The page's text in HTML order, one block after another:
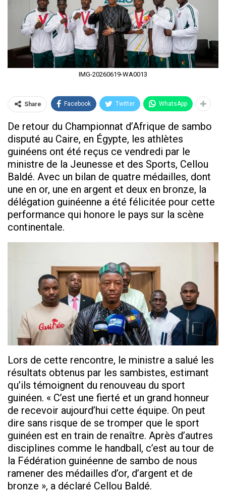
IMG-20260619-WA0013
Share Facebook Twitter WhatsApp
De retour du Championnat d’Afrique de sambo
disputé au Caire, en Égypte, les athlètes
guinéens ont été reçus ce vendredi par le
ministre de la Jeunesse et des Sports, Cellou
Baldé. Avec un bilan de quatre médailles, dont
une en or, une en argent et deux en bronze, la
délégation guinéenne a été félicitée pour cette
performance qui honore le pays sur la scène
continentale.
Lors de cette rencontre, le ministre a salué les
résultats obtenus par les sambistes, estimant
qu’ils témoignent du renouveau du sport
guinéen. « C’est une fierté et un grand honneur
de recevoir aujourd’hui cette équipe. On peut
dire sans risque de se tromper que le sport
guinéen est en train de renaître. Après d’autres
disciplines comme le handball, c’est au tour de
la Fédération guinéenne de sambo de nous
ramener des médailles d’or, d’argent et de
bronze », a déclaré Cellou Baldé.